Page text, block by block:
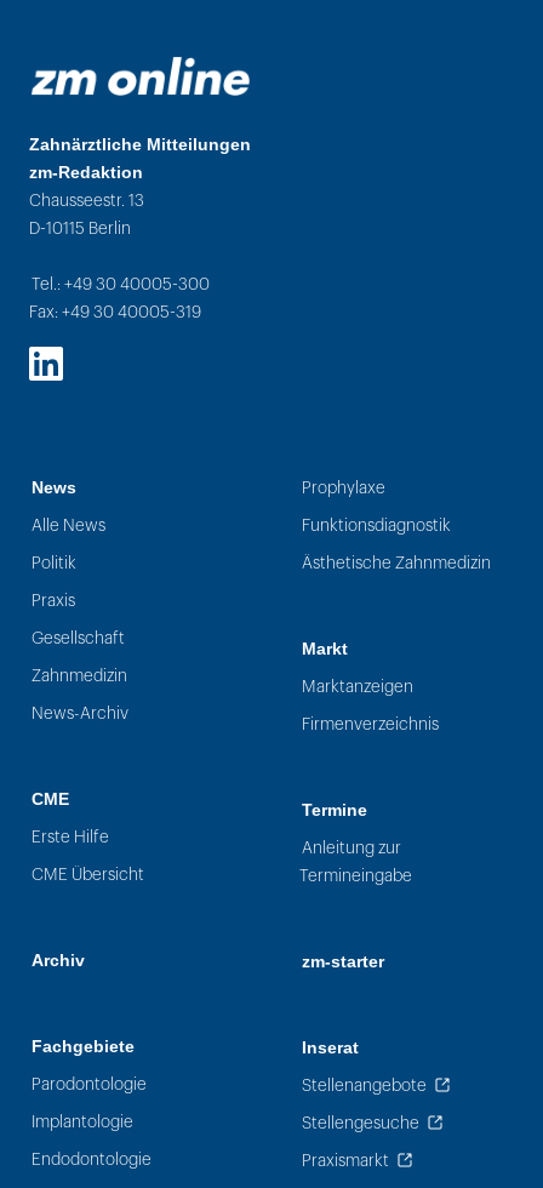
Zahnärztliche Mitteilungen
zm-Redaktion
Chausseestr. 13
D-10115 Berlin
Tel.: +49 30 40005-300
Fax: +49 30 40005-319
LinkedIn
News
Alle News
Politik
Praxis
Gesellschaft
Zahnmedizin
News-Archiv
CME
Erste Hilfe
CME Übersicht
Archiv
Fachgebiete
Parodontologie
Implantologie
Endodontologie
Prophylaxe
Funktionsdiagnostik
Ästhetische Zahnmedizin
Markt
Marktanzeigen
Firmenverzeichnis
Termine
Anleitung zur
Termineingabe
zm-starter
Inserat
Stellenangebote
Stellengesuche
Praxismarkt